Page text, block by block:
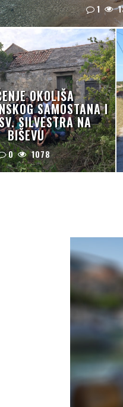
1
OKOLIŠA
SAMOSTANA I
SILVESTRA NA
BIŠEVU
0 1078